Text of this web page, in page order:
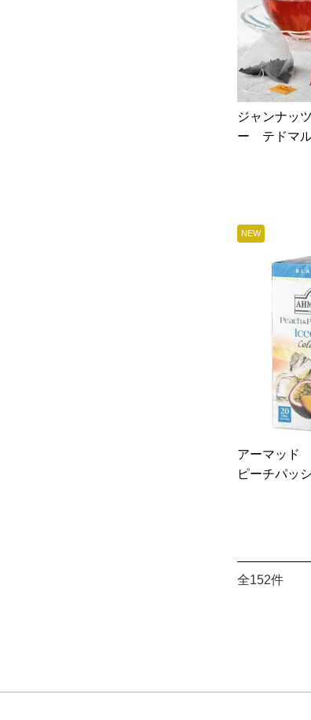
ジャンナッ
ー テドマ
NEW
アーマッド
ピーチパッ
全152件